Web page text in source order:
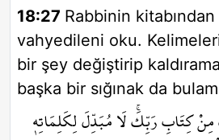
18:27 Rabbinin kitabından
vahyedileni oku.
bir şey değiştirip
başka bir sığınak da
كِتَابِ رَبِّكَۚ لَا مُبَدِّلَ لِكَلِمَاتِه۪